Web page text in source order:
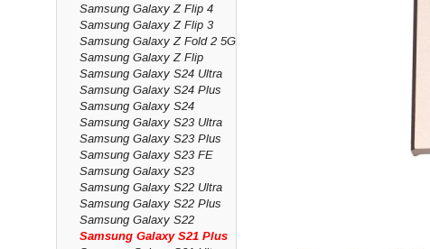
Samsung Galaxy Z Flip 4
Samsung Galaxy Z Flip 3
Samsung Galaxy Z Fold 2 5G
Samsung Galaxy Z Flip
Samsung Galaxy S24 Ultra
Samsung Galaxy S24 Plus
Samsung Galaxy S24
Samsung Galaxy S23 Ultra
Samsung Galaxy S23 Plus
Samsung Galaxy S23 FE
Samsung Galaxy S23
Samsung Galaxy S22 Ultra
Samsung Galaxy S22 Plus
Samsung Galaxy S22
Samsung Galaxy S21 Plus